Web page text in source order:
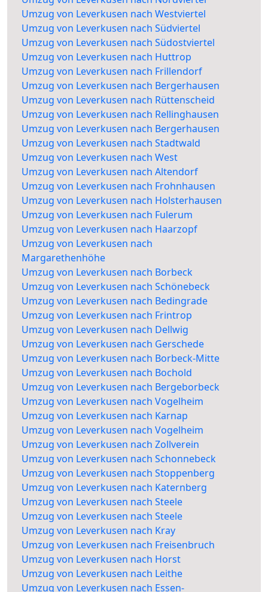
Umzug von Leverkusen nach Westviertel
Umzug von Leverkusen nach Südviertel
Umzug von Leverkusen nach Südostviertel
Umzug von Leverkusen nach Huttrop
Umzug von Leverkusen nach Frillendorf
Umzug von Leverkusen nach Bergerhausen
Umzug von Leverkusen nach Rüttenscheid
Umzug von Leverkusen nach Rellinghausen
Umzug von Leverkusen nach Bergerhausen
Umzug von Leverkusen nach Stadtwald
Umzug von Leverkusen nach West
Umzug von Leverkusen nach Altendorf
Umzug von Leverkusen nach Frohnhausen
Umzug von Leverkusen nach Holsterhausen
Umzug von Leverkusen nach Fulerum
Umzug von Leverkusen nach Haarzopf
Umzug von Leverkusen nach
Margarethenhöhe
Umzug von Leverkusen nach Borbeck
Umzug von Leverkusen nach Schönebeck
Umzug von Leverkusen nach Bedingrade
Umzug von Leverkusen nach Frintrop
Umzug von Leverkusen nach Dellwig
Umzug von Leverkusen nach Gerschede
Umzug von Leverkusen nach Borbeck-Mitte
Umzug von Leverkusen nach Bochold
Umzug von Leverkusen nach Bergeborbeck
Umzug von Leverkusen nach Vogelheim
Umzug von Leverkusen nach Karnap
Umzug von Leverkusen nach Vogelheim
Umzug von Leverkusen nach Zollverein
Umzug von Leverkusen nach Schonnebeck
Umzug von Leverkusen nach Stoppenberg
Umzug von Leverkusen nach Katernberg
Umzug von Leverkusen nach Steele
Umzug von Leverkusen nach Steele
Umzug von Leverkusen nach Kray
Umzug von Leverkusen nach Freisenbruch
Umzug von Leverkusen nach Horst
Umzug von Leverkusen nach Leithe
Umzug von Leverkusen nach Essen-